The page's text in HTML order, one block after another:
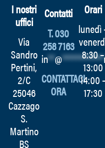
I nostri
uffici
Via
Sandro
Pertini,
2/C
25046
Cazzago
S.
Martino
BS
Contatti
T. 030
258 7163
in**@************
CONTATTACI
ORA
Orari
lunedì
8:30 –
13:00
14:00
17:30